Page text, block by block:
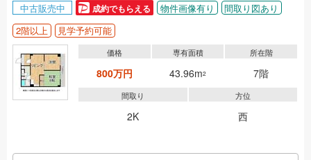
中古販売中 成約でもらえる 物件画像有り
間取り図あり
2階以上
見学予約可能
価格
800万円
専有面積
43.96m2
所在階
7階
間取り
2K
方位
西